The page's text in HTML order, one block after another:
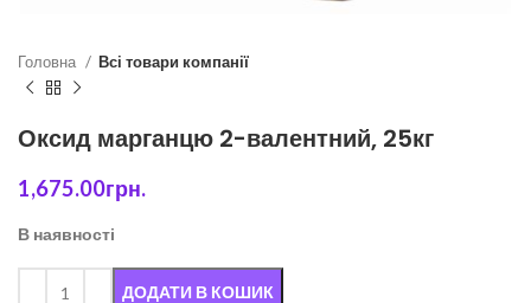
Головна Всі товари компанії
Оксид марганцю 2-валентний, 25кг
1,675.00грн.
В наявності
ДОДАТИ В КОШИК